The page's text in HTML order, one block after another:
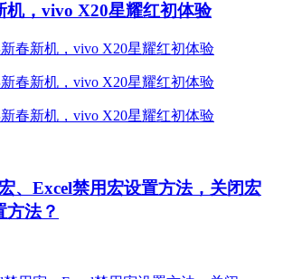
机，vivo X20星耀红初体验
、Excel禁用宏设置方法，关闭宏
方法？